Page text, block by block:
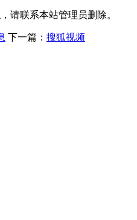
请联系本站管理员删除。
下一篇： 搜狐视频